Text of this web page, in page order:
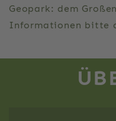
Geopark: dem
Informationen bitte